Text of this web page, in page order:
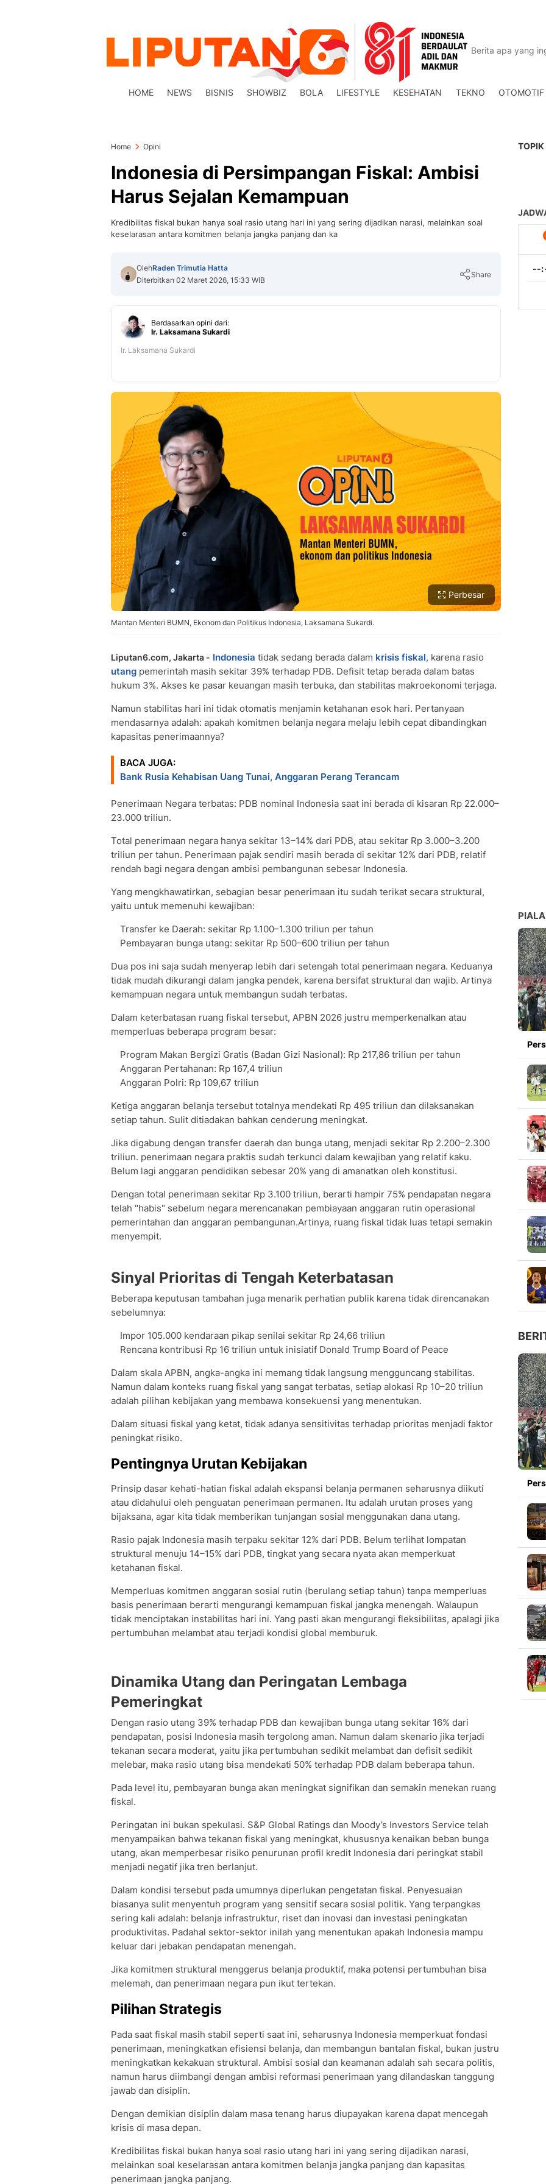
HOME NEWS BISNIS SHOWBIZ BOLA LIFESTYLE KESEHATAN TEKNO OTOMOTIF
Home Opini
Indonesia di Persimpangan Fiskal: Ambisi
Harus Sejalan Kemampuan
Kredibilitas fiskal bukan hanya soal rasio utang hari ini yang sering dijadikan narasi, melainkan soal
keselarasan antara komitmen belanja jangka panjang dan ka
OlehRaden Trimutia Hatta
Diterbitkan 02 Maret 2026, 15:33 WIB
Share
Berdasarkan opini dari:
Ir. Laksamana Sukardi
Ir. Laksamana Sukardi
Perbesar
Mantan Menteri BUMN, Ekonom dan Politikus Indonesia, Laksamana Sukardi.
Liputan6.com, Jakarta - Indonesia tidak sedang berada dalam krisis fiskal, karena rasio
utang pemerintah masih sekitar 39% terhadap PDB. Defisit tetap berada dalam batas
hukum 3%. Akses ke pasar keuangan masih terbuka, dan stabilitas makroekonomi terjaga.
Namun stabilitas hari ini tidak otomatis menjamin ketahanan esok hari. Pertanyaan
mendasarnya adalah: apakah komitmen belanja negara melaju lebih cepat dibandingkan
kapasitas penerimaannya?
BACA JUGA:
Bank Rusia Kehabisan Uang Tunai, Anggaran Perang Terancam
Penerimaan Negara terbatas: PDB nominal Indonesia saat ini berada di kisaran Rp 22.000–
23.000 triliun.
Total penerimaan negara hanya sekitar 13–14% dari PDB, atau sekitar Rp 3.000–3.200
triliun per tahun. Penerimaan pajak sendiri masih berada di sekitar 12% dari PDB, relatif
rendah bagi negara dengan ambisi pembangunan sebesar Indonesia.
Yang mengkhawatirkan, sebagian besar penerimaan itu sudah terikat secara struktural,
yaitu untuk memenuhi kewajiban:
⁠Transfer ke Daerah: sekitar Rp 1.100–1.300 triliun per tahun
⁠Pembayaran bunga utang: sekitar Rp 500–600 triliun per tahun
Dua pos ini saja sudah menyerap lebih dari setengah total penerimaan negara. Keduanya
tidak mudah dikurangi dalam jangka pendek, karena bersifat struktural dan wajib. Artinya
kemampuan negara untuk membangun sudah terbatas.
Dalam keterbatasan ruang fiskal tersebut, APBN 2026 justru memperkenalkan atau
memperluas beberapa program besar:
⁠Program Makan Bergizi Gratis (Badan Gizi Nasional): Rp 217,86 triliun per tahun
⁠Anggaran Pertahanan: Rp 167,4 triliun
⁠Anggaran Polri: Rp 109,67 triliun
Ketiga anggaran belanja tersebut totalnya mendekati Rp 495 triliun dan dilaksanakan
setiap tahun. Sulit ditiadakan bahkan cenderung meningkat.
Jika digabung dengan transfer daerah dan bunga utang, menjadi sekitar Rp 2.200–2.300
triliun. penerimaan negara praktis sudah terkunci dalam kewajiban yang relatif kaku.
Belum lagi anggaran pendidikan sebesar 20% yang di amanatkan oleh konstitusi.
Dengan total penerimaan sekitar Rp 3.100 triliun, berarti hampir 75% pendapatan negara
telah "habis" sebelum negara merencanakan pembiayaan anggaran rutin operasional
pemerintahan dan anggaran pembangunan.Artinya, ruang fiskal tidak luas tetapi semakin
menyempit.
Sinyal Prioritas di Tengah Keterbatasan
Beberapa keputusan tambahan juga menarik perhatian publik karena tidak direncanakan
sebelumnya:
⁠Impor 105.000 kendaraan pikap senilai sekitar Rp 24,66 triliun
⁠Rencana kontribusi Rp 16 triliun untuk inisiatif Donald Trump Board of Peace
Dalam skala APBN, angka-angka ini memang tidak langsung mengguncang stabilitas.
Namun dalam konteks ruang fiskal yang sangat terbatas, setiap alokasi Rp 10–20 triliun
adalah pilihan kebijakan yang membawa konsekuensi yang menentukan.
Dalam situasi fiskal yang ketat, tidak adanya sensitivitas terhadap prioritas menjadi faktor
peningkat risiko.
Pentingnya Urutan Kebijakan
Prinsip dasar kehati-hatian fiskal adalah ekspansi belanja permanen seharusnya diikuti
atau didahului oleh penguatan penerimaan permanen. Itu adalah urutan proses yang
bijaksana, agar kita tidak memberikan tunjangan sosial menggunakan dana utang.
Rasio pajak Indonesia masih terpaku sekitar 12% dari PDB. Belum terlihat lompatan
struktural menuju 14–15% dari PDB, tingkat yang secara nyata akan memperkuat
ketahanan fiskal.
Memperluas komitmen anggaran sosial rutin (berulang setiap tahun) tanpa memperluas
basis penerimaan berarti mengurangi kemampuan fiskal jangka menengah. Walaupun
tidak menciptakan instabilitas hari ini. Yang pasti akan mengurangi fleksibilitas, apalagi jika
pertumbuhan melambat atau terjadi kondisi global memburuk.
Dinamika Utang dan Peringatan Lembaga
Pemeringkat
Dengan rasio utang 39% terhadap PDB dan kewajiban bunga utang sekitar 16% dari
pendapatan, posisi Indonesia masih tergolong aman. Namun dalam skenario jika terjadi
tekanan secara moderat, yaitu jika pertumbuhan sedikit melambat dan defisit sedikit
melebar, maka rasio utang bisa mendekati 50% terhadap PDB dalam beberapa tahun.
Pada level itu, pembayaran bunga akan meningkat signifikan dan semakin menekan ruang
fiskal.
Peringatan ini bukan spekulasi. S&P Global Ratings dan Moody’s Investors Service telah
menyampaikan bahwa tekanan fiskal yang meningkat, khususnya kenaikan beban bunga
utang, akan memperbesar risiko penurunan profil kredit Indonesia dari peringkat stabil
menjadi negatif jika tren berlanjut.
Dalam kondisi tersebut pada umumnya diperlukan pengetatan fiskal. Penyesuaian
biasanya sulit menyentuh program yang sensitif secara sosial politik. Yang terpangkas
sering kali adalah: belanja infrastruktur, riset dan inovasi dan investasi peningkatan
produktivitas. Padahal sektor-sektor inilah yang menentukan apakah Indonesia mampu
keluar dari jebakan pendapatan menengah.
Jika komitmen struktural menggerus belanja produktif, maka potensi pertumbuhan bisa
melemah, dan penerimaan negara pun ikut tertekan.
Pilihan Strategis
Pada saat fiskal masih stabil seperti saat ini, seharusnya Indonesia memperkuat fondasi
penerimaan, meningkatkan efisiensi belanja, dan membangun bantalan fiskal, bukan justru
meningkatkan kekakuan struktural. Ambisi sosial dan keamanan adalah sah secara politis,
namun harus diimbangi dengan ambisi reformasi penerimaan yang dilandaskan tanggung
jawab dan disiplin.
Dengan demikian disiplin dalam masa tenang harus diupayakan karena dapat mencegah
krisis di masa depan.
Kredibilitas fiskal bukan hanya soal rasio utang hari ini yang sering dijadikan narasi,
melainkan soal keselarasan antara komitmen belanja jangka panjang dan kapasitas
penerimaan jangka panjang.
TOPIK